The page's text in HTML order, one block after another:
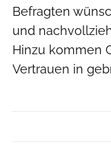
Befragten
und
Hinzu kommen
Vertrauen in